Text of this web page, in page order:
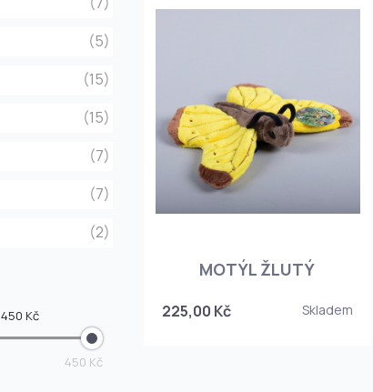
(5)
(15)
(15)
(7)
(7)
(2)
450 Kč
450 Kč
MOTÝL ŽLUTÝ
225,00 Kč Skladem